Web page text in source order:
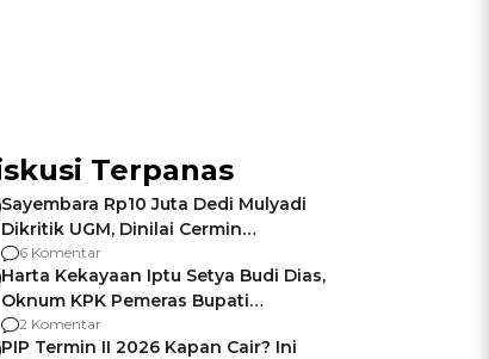
Terpanas
Sayembara Rp10 Juta Dedi Mulyadi
Dikritik UGM, Dinilai Cermin
Gagalnya Negara Jamin Keamanan
6 Komentar
Harta Kekayaan Iptu Setya Budi Dias,
Oknum KPK Pemeras Bupati
Pemalang
2 Komentar
PIP Termin II 2026 Kapan Cair? Ini